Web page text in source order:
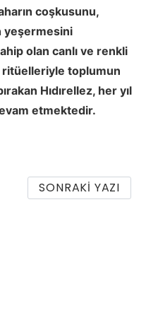
coşkusunu,
yeşermesini
olan canlı ve renkli
ritüelleriyle toplumun
Hıdırellez, her yıl
etmektedir.
SONRAKI YAZI